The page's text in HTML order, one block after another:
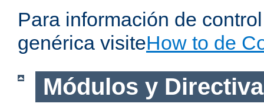
Para información de
genérica visiteHow to de
Módulos y